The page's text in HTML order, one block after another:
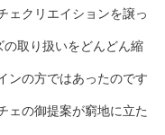
ェクリエイションを譲っ
取り扱いをどんどん縮
ンの方ではあったのです
ェの御提案が窮地に立た